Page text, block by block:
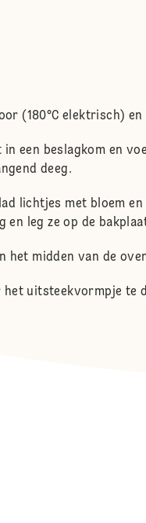
(180°C elektrisch)
in een beslagkom en
deeg.
lichtjes met bloem
en leg ze op de
het midden van de
het uitsteekvormpje te